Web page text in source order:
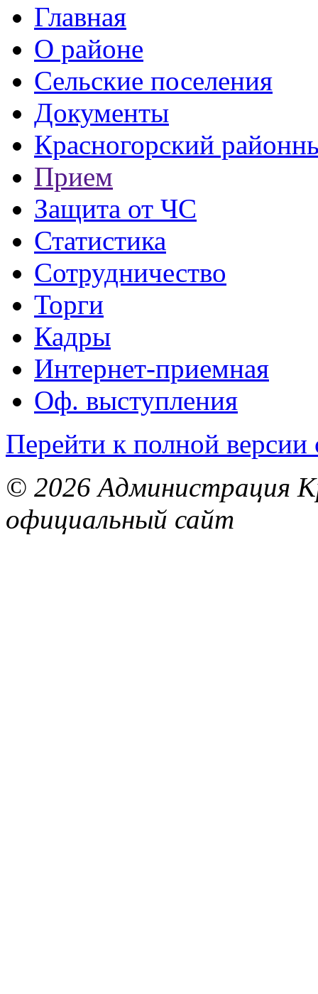
Главная
О районе
Сельские поселения
Документы
Красногорский
Прием
Защита от ЧС
Статистика
Сотрудничество
Торги
Кадры
Интернет-приемная
Оф. выступления
Перейти к полной версии
© 2026 Администрация
официальный сайт